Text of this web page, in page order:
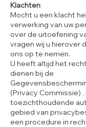
Klachten
Mocht u een klacht
verwerking van uw
over de uitoefening
vragen wij u hierover
ons op te nemen.
U heeft altijd het
dienen bij de
(Privacy Commissie)
toezichthoudende
gebied van
een procedure in